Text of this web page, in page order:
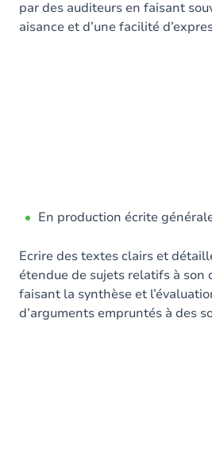
par des auditeurs en faisant
aisance et d’une facilité
En production écrite
Ecrire des textes clairs et
étendue de sujets relatifs à son
faisant la synthèse et
d’arguments empruntés à des